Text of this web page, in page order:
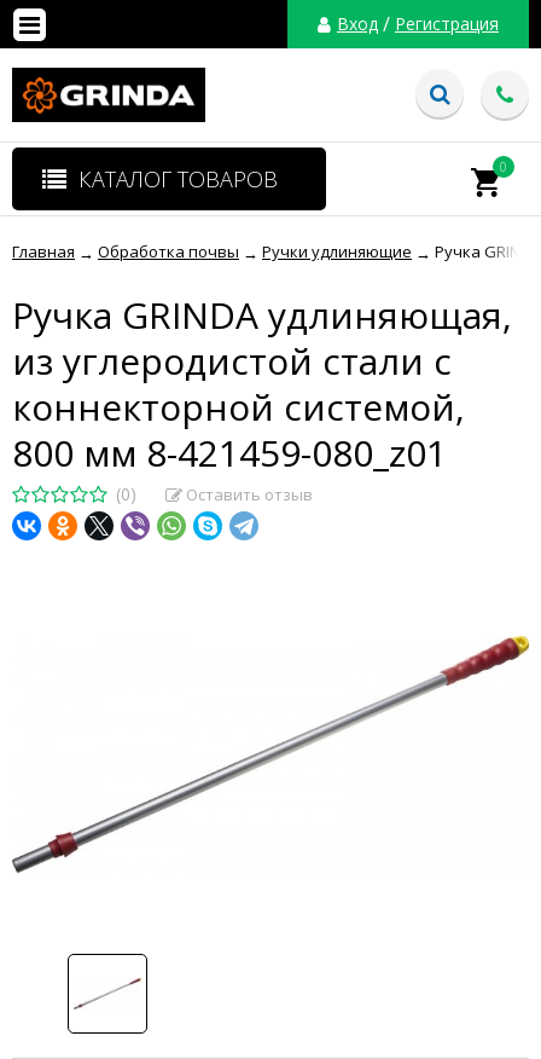
Вход / Регистрация
КАТАЛОГ ТОВАРОВ 0
Главная → Обработка почвы → Ручки удлиняющие → Ручка
Ручка GRINDA удлиняющая,
из углеродистой стали с
коннекторной системой,
800 мм 8-421459-080_z01
(0) Оставить отзыв